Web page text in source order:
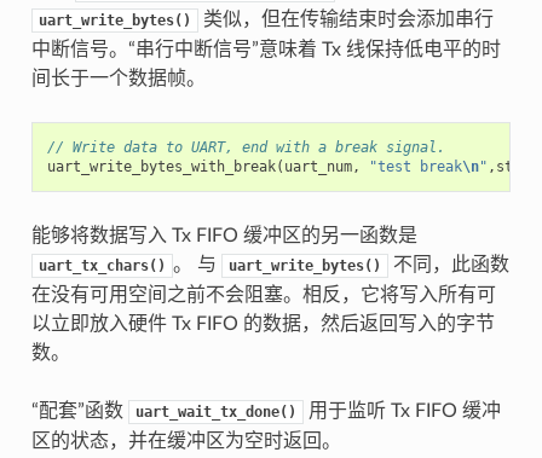
uart_write_bytes()
类似，但在传输结束时会添加串行
中断信号。“串行中断信号”意味着 Tx 线保持低电平的时
间长于一个数据帧。
// Write data to UART, end with a break signal.
uart_write_bytes_with_break( uart_num, "test break\n" ,
能够将数据写入 Tx FIFO 缓冲区的另一函数是
uart_tx_chars() 。 与 uart_write_bytes()
不同，此函数
在没有可用空间之前不会阻塞。相反，它将写入所有可
以立即放入硬件 Tx FIFO 的数据，然后返回写入的字节
数。
“配套”函数 uart_wait_tx_done()
用于监听 Tx FIFO 缓冲
区的状态，并在缓冲区为空时返回。